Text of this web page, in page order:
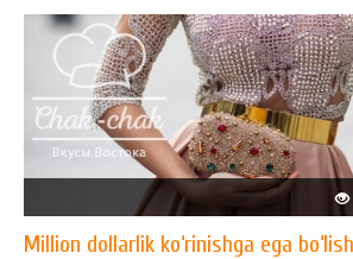
Million dollarlik ko‘rinishga ega